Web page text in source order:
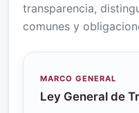
transparencia,
comunes y
MARCO GENERAL
Ley General de